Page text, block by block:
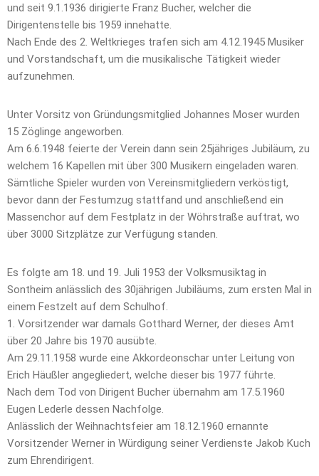
und seit 9.1.1936 dirigierte Franz Bucher, welcher die
Dirigentenstelle bis 1959 innehatte.
Nach Ende des 2. Weltkrieges trafen sich am 4.12.1945 Musiker
und Vorstandschaft, um die musikalische Tätigkeit wieder
aufzunehmen.
Unter Vorsitz von Gründungsmitglied Johannes Moser wurden
15 Zöglinge angeworben.
Am 6.6.1948 feierte der Verein dann sein 25jähriges Jubiläum, zu
welchem 16 Kapellen mit über 300 Musikern eingeladen waren.
Sämtliche Spieler wurden von Vereinsmitgliedern verköstigt,
bevor dann der Festumzug stattfand und anschließend ein
Massenchor auf dem Festplatz in der Wöhrstraße auftrat, wo
über 3000 Sitzplätze zur Verfügung standen.
Es folgte am 18. und 19. Juli 1953 der Volksmusiktag in
Sontheim anlässlich des 30jährigen Jubiläums, zum ersten Mal in
einem Festzelt auf dem Schulhof.
1. Vorsitzender war damals Gotthard Werner, der dieses Amt
über 20 Jahre bis 1970 ausübte.
Am 29.11.1958 wurde eine Akkordeonschar unter Leitung von
Erich Häußler angegliedert, welche dieser bis 1977 führte.
Nach dem Tod von Dirigent Bucher übernahm am 17.5.1960
Eugen Lederle dessen Nachfolge.
Anlässlich der Weihnachtsfeier am 18.12.1960 ernannte
Vorsitzender Werner in Würdigung seiner Verdienste Jakob Kuch
zum Ehrendirigent.